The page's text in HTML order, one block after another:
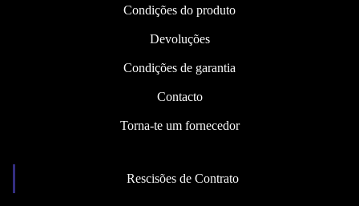
Condições do produto
Devoluções
Condições de garantia
Contacto
Torna-te um fornecedor
Rescisões de Contrato